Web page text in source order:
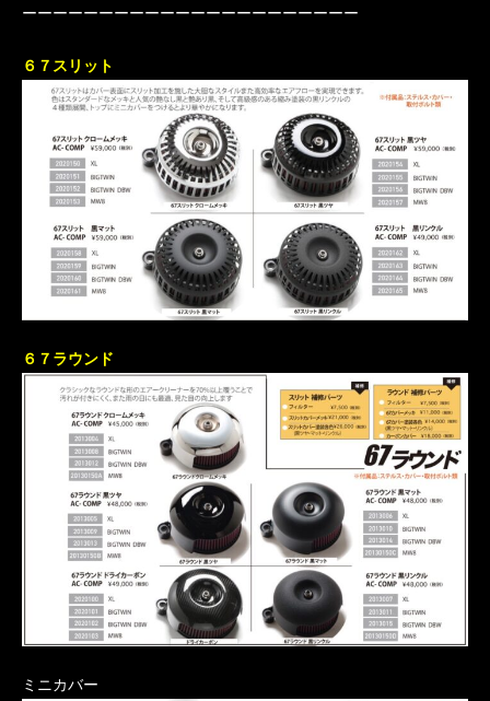
ーーーーーーーーーーーーーーーーーーーーーー
６７スリット
６７ラウンド
ミニカバー